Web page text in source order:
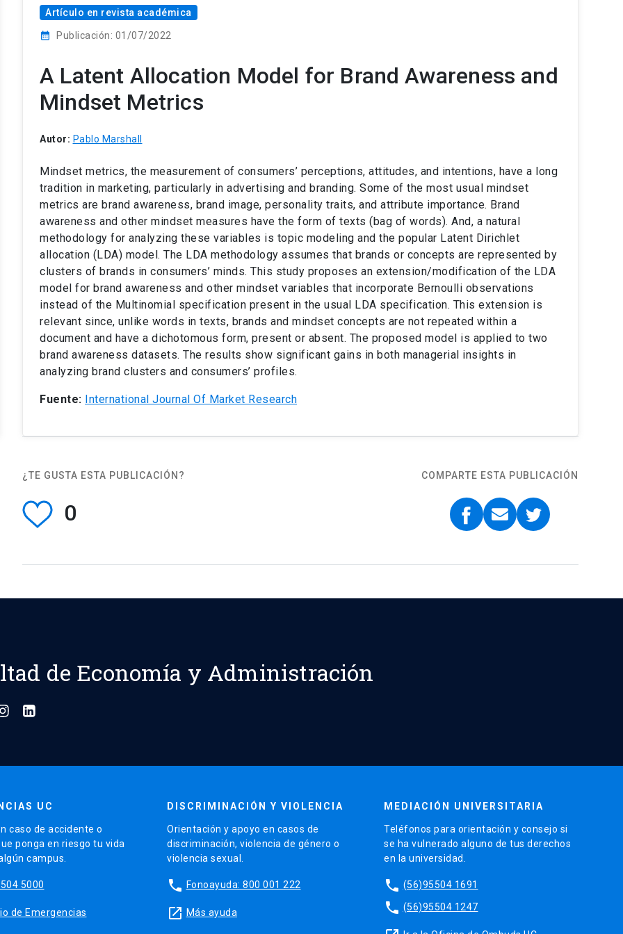
Artículo en revista académica
calendar_month Publicación: 01/07/2022
A Latent Allocation Model for Brand Awareness and
Mindset Metrics
Autor: Pablo Marshall
Mindset metrics, the measurement of consumers’ perceptions, attitudes, and intentions, have a long
tradition in marketing, particularly in advertising and branding. Some of the most usual mindset
metrics are brand awareness, brand image, personality traits, and attribute importance. Brand
awareness and other mindset measures have the form of texts (bag of words). And, a natural
methodology for analyzing these variables is topic modeling and the popular Latent Dirichlet
allocation (LDA) model. The LDA methodology assumes that brands or concepts are represented by
clusters of brands in consumers’ minds. This study proposes an extension/modification of the LDA
model for brand awareness and other mindset variables that incorporate Bernoulli observations
instead of the Multinomial specification present in the usual LDA specification. This extension is
relevant since, unlike words in texts, brands and mindset concepts are not repeated within a
document and have a dichotomous form, present or absent. The proposed model is applied to two
brand awareness datasets. The results show significant gains in both managerial insights in
analyzing brand clusters and consumers’ profiles.
Fuente: International Journal Of Market Research
¿TE GUSTA ESTA PUBLICACIÓN?
0
COMPARTE ESTA PUBLICACIÓN
de Economía y Administración
UC
caso de accidente o
ponga en riesgo tu vida
campus.
5000
de Emergencias
DISCRIMINACIÓN Y VIOLENCIA
Orientación y apoyo en casos de
discriminación, violencia de género o
violencia sexual.
phone Fonoayuda: 800 001 222
launch Más ayuda
MEDIACIÓN UNIVERSITARIA
Teléfonos para orientación y consejo si
se ha vulnerado alguno de tus derechos
en la universidad.
phone (56)95504 1691
phone (56)95504 1247